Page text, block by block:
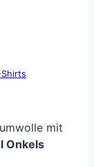
mit
Onkels